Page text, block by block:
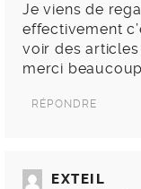
Je viens de
effectivement
voir des
merci beaucoup
RÉPONDRE
EXTEIL